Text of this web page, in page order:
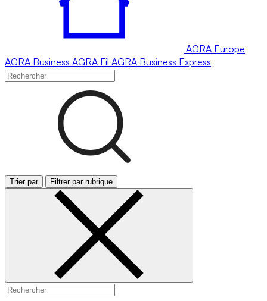
AGRA Europe
AGRA Business AGRA Fil AGRA Business Express
Trier par Filtrer par rubrique